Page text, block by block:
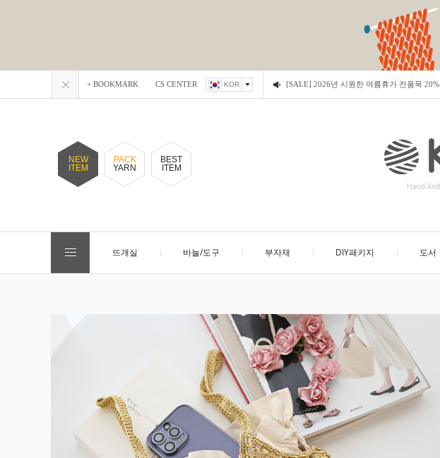
+ BOOKMARK CS CENTER KOR [SALE] 2026년 시원한 여름휴가 전품목 20%..
NEW
ITEM
PACK
YARN
BEST
ITEM
뜨개실 바늘/도구 부자재 DIY패키지 도서